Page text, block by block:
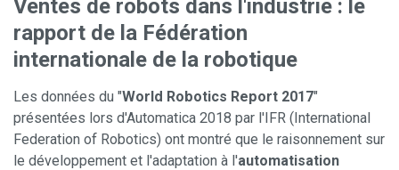
Ventes de robots dans l'industrie : le
rapport de la Fédération
internationale de la robotique
Les données du "World Robotics Report 2017"
présentées lors d'Automatica 2018 par l'IFR (International
Federation of Robotics) ont montré que le raisonnement sur
le développement et l'adaptation à l'automatisation